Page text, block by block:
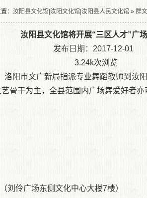
： 汝阳县文化馆|汝阳文化馆|汝阳县人民文化馆 » 群
汝阳县文化馆将开展“三区人才”广
发布日期：2017-12-01
3.24k次浏览
阳市文广新局指派专业舞蹈教师到汝阳
骨干为主， 全县范围内广场舞爱好者亦
刘伶广场东侧文化中心大楼7楼）